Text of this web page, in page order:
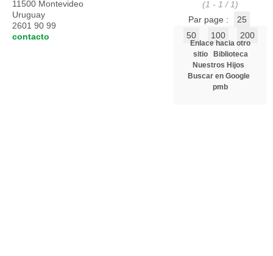
(1 - 1 / 1)
Par page :
25
50
100 200
Enlace hacia otro
sitio
Biblioteca
Nuestros Hijos
Buscar en Google
pmb
11500 Montevideo
Uruguay
2601 90 99
contacto